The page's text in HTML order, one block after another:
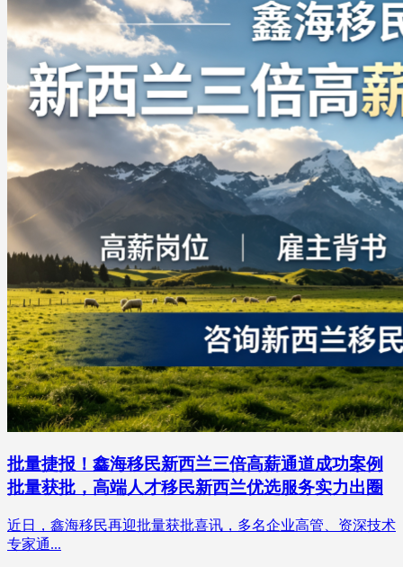
批量捷报！鑫海移民新西兰三倍高薪通道成功案例
批量获批，高端人才移民新西兰优选服务实力出圈
近日，鑫海移民再迎批量获批喜讯，多名企业高管、资深技术
专家通...